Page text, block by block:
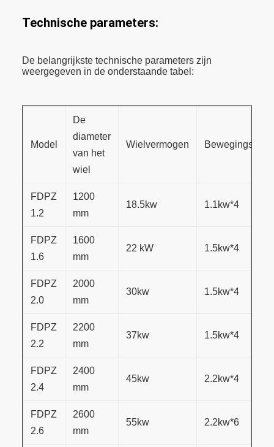
Technische parameters:
De belangrijkste technische parameters zijn
weergegeven in de onderstaande tabel:
Model
De
diameter
van het
wiel
Wielvermogen
FDPZ
1.2
1200
mm
18.5kw 1.1kw*4
FDPZ
1.6
1600
mm
22 kW 1.5kw*4
FDPZ
2.0
2000
mm
30kw 1.5kw*4
FDPZ
2.2
2200
mm
37kw 1.5kw*4
FDPZ
2.4
2400
mm
45kw 2.2kw*4
FDPZ
2.6
2600
mm
55kw 2.2kw*6